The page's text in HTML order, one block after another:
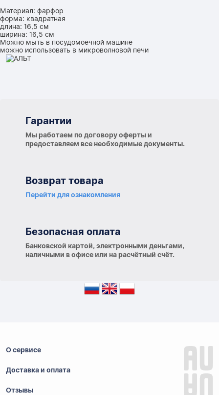
Материал: фарфор
форма: квадратная
длина: 16,5 см
ширина: 16,5 см
Можно мыть в посудомоечной машине
можно использовать в микроволновой печи
Гарантии
Мы работаем по договору оферты и
предоставляем все необходимые документы.
Возврат товара
Перейти для ознакомления
Безопасная оплата
Банковской картой, электронными деньгами,
наличными в офисе или на расчётный счёт.
О сервисе
Доставка и оплата
Отзывы